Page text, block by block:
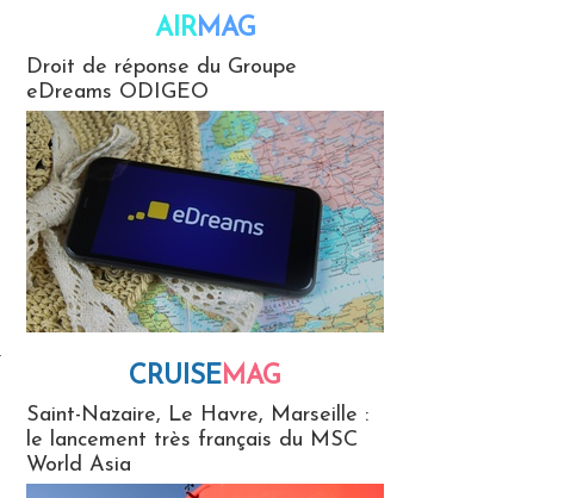
AIRMAG
Droit de réponse du Groupe
eDreams ODIGEO
CRUISEMAG
Saint-Nazaire, Le Havre, Marseille :
le lancement très français du MSC
World Asia